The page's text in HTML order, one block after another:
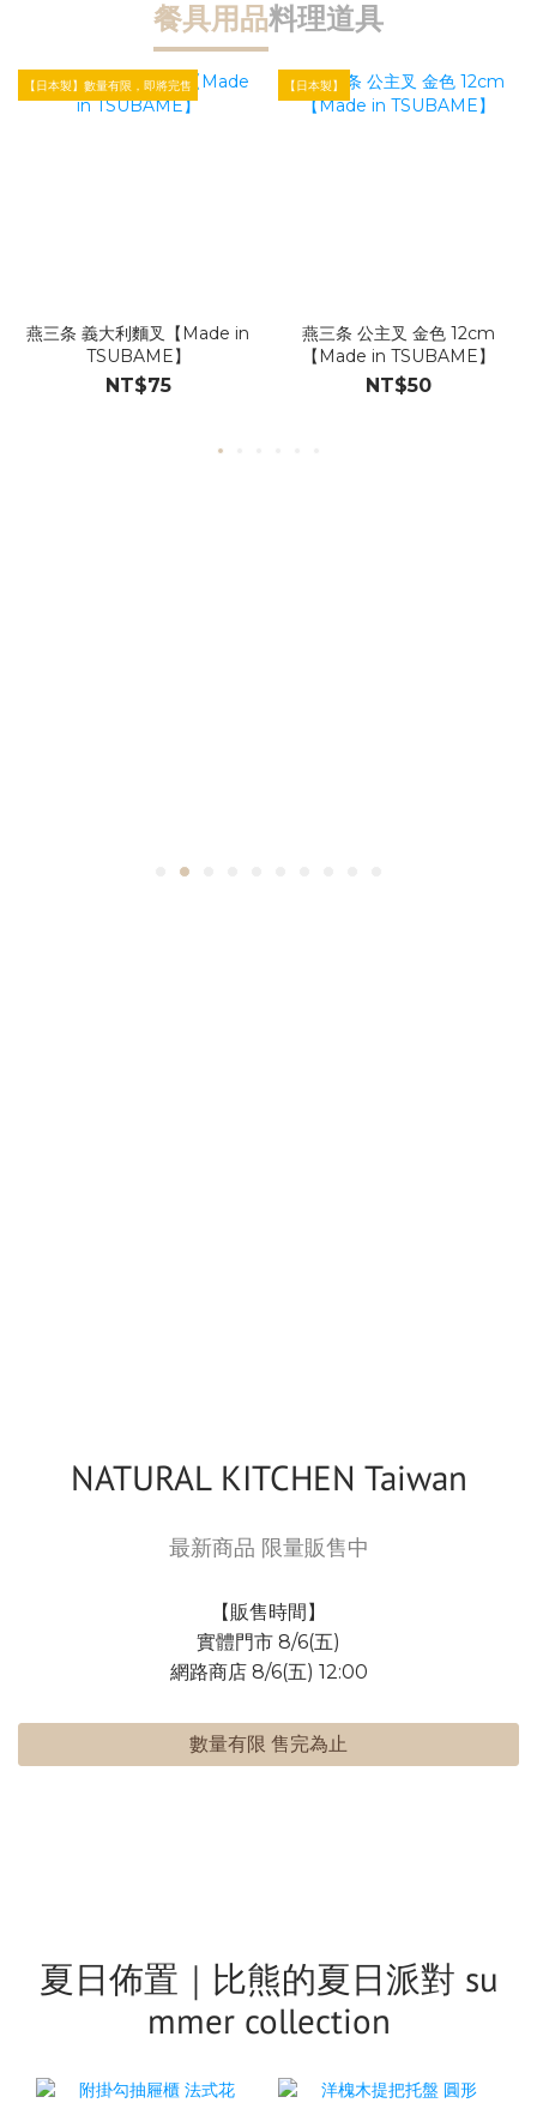
餐具用品料理道具
【日本製】數量有限，即將完售
燕三条 義大利麵叉【Made in
TSUBAME】
NT$75
【日本製】
燕三条 公主叉 金色 12cm
【Made in TSUBAME】
NT$50
NATURAL KITCHEN Taiwan
最新商品 限量販售中
【販售時間】
實體門市 8/6(五)
網路商店 8/6(五) 12:00
數量有限 售完為止
夏日佈置｜比熊的夏日派對 su
mmer collection